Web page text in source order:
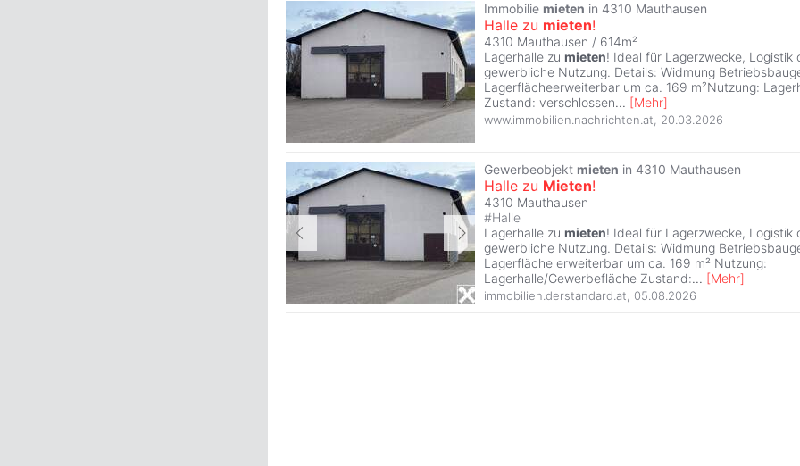
Immobilie mieten in 4310 Mauthausen
Halle zu mieten!
4310 Mauthausen / 614m²
Lagerhalle zu mieten! Ideal für Lagerzwecke, Logistik
gewerbliche Nutzung. Details: Widmung
Lagerflächeerweiterbar um ca. 169 m²Nutzung:
Zustand: verschlossen... [Mehr]
www.immobilien.nachrichten.at 20.03.2026
Gewerbeobjekt mieten in 4310 Mauthausen
Halle zu Mieten!
4310 Mauthausen
#Halle
Lagerhalle zu mieten! Ideal für Lagerzwecke, Logistik
gewerbliche Nutzung. Details: Widmung
Lagerfläche erweiterbar um ca. 169 m² Nutzung:
Lagerhalle/Gewerbefläche Zustand:... [Mehr]
immobilien.derstandard.at 05.08.2026